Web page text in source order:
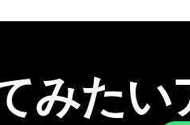
みたい